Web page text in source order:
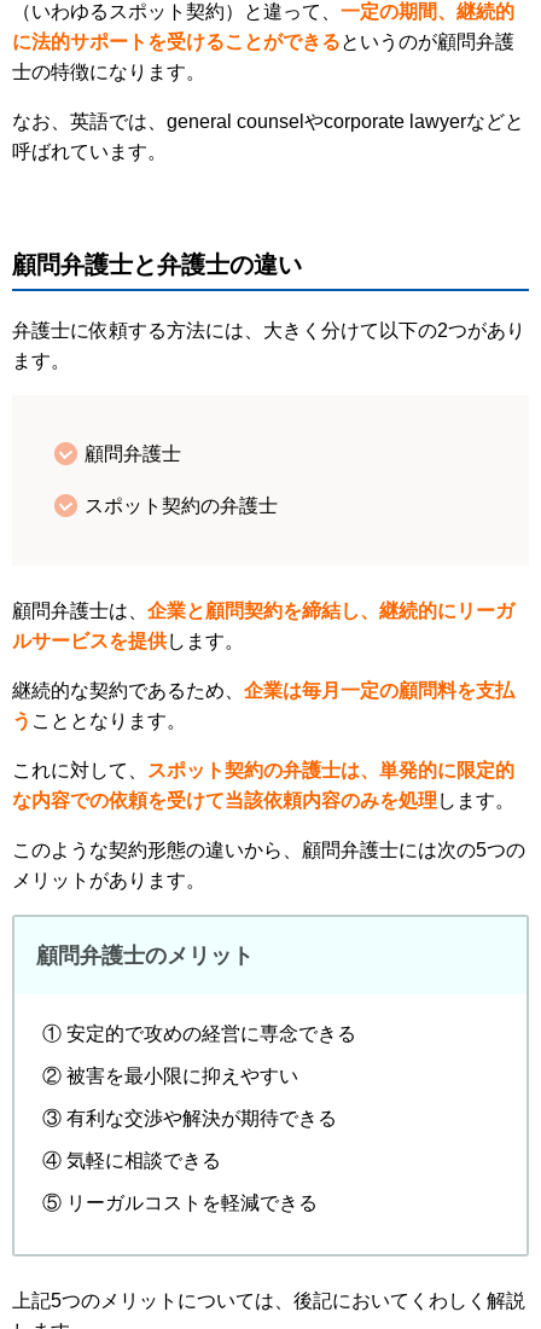
（いわゆるスポット契約）と違って、 一定の期間、継続的
に法的サポートを受けることができるというのが顧問弁護
士の特徴になります。
なお、英語では、general counselやcorporate lawyerなどと
呼ばれています。
顧問弁護士と弁護士の違い
弁護士に依頼する方法には、大きく分けて以下の2つがあり
ます。
顧問弁護士
スポット契約の弁護士
顧問弁護士は、 企業と顧問契約を締結し、継続的にリーガ
ルサービスを提供します。
継続的な契約であるため、 企業は毎月一定の顧問料を支払
う こととなります。
これに対して、
スポット契約の弁護士は、単発的に限定的
な内容での依頼を受けて当該依頼内容のみを処理 します。
このような契約形態の違いから、顧問弁護士には次の5つの
メリットがあります。
顧問弁護士のメリット
① 安定的で攻めの経営に専念できる
② 被害を最小限に抑えやすい
③ 有利な交渉や解決が期待できる
④ 気軽に相談できる
⑤ リーガルコストを軽減できる
上記5つのメリットについては、後記においてくわしく解説